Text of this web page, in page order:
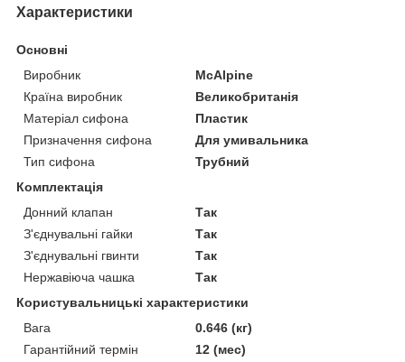
Характеристики
Основні
Виробник
McAlpine
Країна виробник
Великобританія
Матеріал сифона
Пластик
Призначення сифона
Для умивальника
Тип сифона
Трубний
Комплектація
Донний клапан
Так
З'єднувальні гайки
Так
З'єднувальні гвинти
Так
Нержавіюча чашка
Так
Користувальницькі характеристики
Вага
0.646 (кг)
Гарантійний термін
12 (мес)